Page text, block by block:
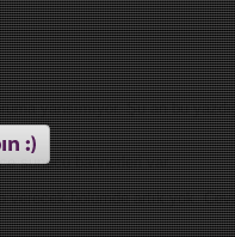
yansımıyor. Şu an bu
sunucu bannerleri var.
verecek bölümde artık yok.